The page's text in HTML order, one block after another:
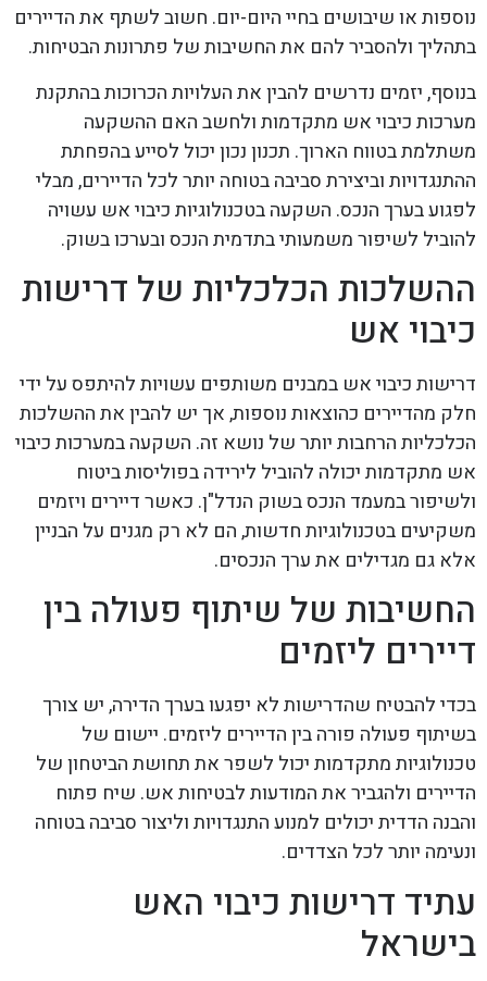
נוספות או שיבושים בחיי היום-יום. חשוב לשתף את הדיירים
בתהליך ולהסביר להם את החשיבות של פתרונות הבטיחות.
בנוסף, יזמים נדרשים להבין את העלויות הכרוכות בהתקנת
מערכות כיבוי אש מתקדמות ולחשב האם ההשקעה
משתלמת בטווח הארוך. תכנון נכון יכול לסייע בהפחתת
ההתנגדויות וביצירת סביבה בטוחה יותר לכל הדיירים, מבלי
לפגוע בערך הנכס. השקעה בטכנולוגיות כיבוי אש עשויה
להוביל לשיפור משמעותי בתדמית הנכס ובערכו בשוק.
ההשלכות הכלכליות של דרישות
כיבוי אש
דרישות כיבוי אש במבנים משותפים עשויות להיתפס על ידי
חלק מהדיירים כהוצאות נוספות, אך יש להבין את ההשלכות
הכלכליות הרחבות יותר של נושא זה. השקעה במערכות כיבוי
אש מתקדמות יכולה להוביל לירידה בפוליסות ביטוח
ולשיפור במעמד הנכס בשוק הנדל"ן. כאשר דיירים ויזמים
משקיעים בטכנולוגיות חדשות, הם לא רק מגנים על הבניין
אלא גם מגדילים את ערך הנכסים.
החשיבות של שיתוף פעולה בין
דיירים ליזמים
בכדי להבטיח שהדרישות לא יפגעו בערך הדירה, יש צורך
בשיתוף פעולה פורה בין הדיירים ליזמים. יישום של
טכנולוגיות מתקדמות יכול לשפר את תחושת הביטחון של
הדיירים ולהגביר את המודעות לבטיחות אש. שיח פתוח
והבנה הדדית יכולים למנוע התנגדויות וליצור סביבה בטוחה
ונעימה יותר לכל הצדדים.
עתיד דרישות כיבוי האש
בישראל